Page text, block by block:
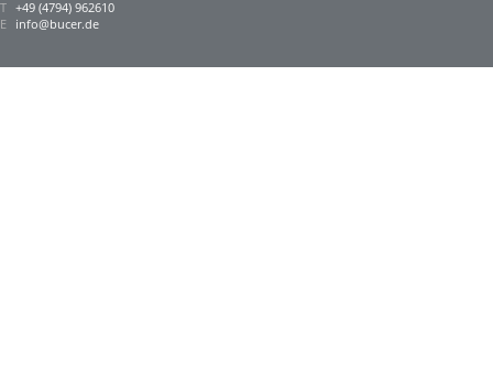
T +49 (4794) 962610
E info@bucer.de